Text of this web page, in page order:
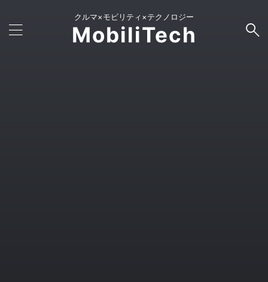
クルマ×モビリティ×テクノロジー
MobiliTech